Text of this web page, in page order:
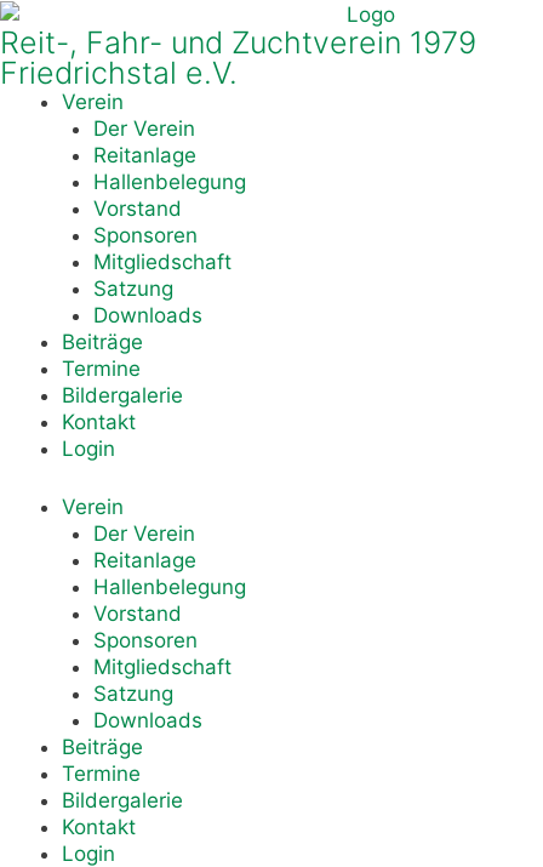
Reit-, Fahr- und Zuchtverein 1979
Friedrichstal e.V.
Verein
Der Verein
Reitanlage
Hallenbelegung
Vorstand
Sponsoren
Mitgliedschaft
Satzung
Downloads
Beiträge
Termine
Bildergalerie
Kontakt
Login
Verein
Der Verein
Reitanlage
Hallenbelegung
Vorstand
Sponsoren
Mitgliedschaft
Satzung
Downloads
Beiträge
Termine
Bildergalerie
Kontakt
Login